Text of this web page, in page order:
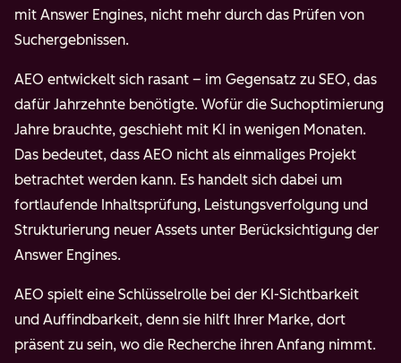
mit Answer Engines, nicht mehr durch das Prüfen von
Suchergebnissen.
AEO entwickelt sich rasant – im Gegensatz zu SEO, das
dafür Jahrzehnte benötigte. Wofür die Suchoptimierung
Jahre brauchte, geschieht mit KI in wenigen Monaten.
Das bedeutet, dass AEO nicht als einmaliges Projekt
betrachtet werden kann. Es handelt sich dabei um
fortlaufende Inhaltsprüfung, Leistungsverfolgung und
Strukturierung neuer Assets unter Berücksichtigung der
Answer Engines.
AEO spielt eine Schlüsselrolle bei der KI-Sichtbarkeit
und Auffindbarkeit, denn sie hilft Ihrer Marke, dort
präsent zu sein, wo die Recherche ihren Anfang nimmt.